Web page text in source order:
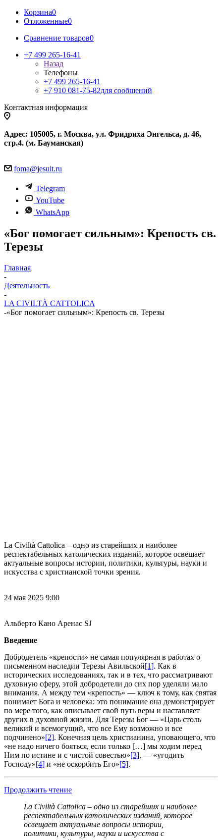
Корзина0
Отложенные0
Сравнение товаров0
+7 499 265-16-41
Назад
Телефоны
+7 499 265-16-41
+7 910 081-75-82для сообщений
Контактная информация
Адрес: 105005, г. Москва, ул. Фридриха Энгельса, д. 46,
стр.4. (м. Бауманская)
foma@jesuit.ru
Telegram
YouTube
WhatsApp
«Бог помогает сильным»: Крепость св.
Терезы
Главная
-
Деятельность
-
LA CIVILTÀ CATTOLICA
-«Бог помогает сильным»: Крепость св. Терезы
La Civiltà Cattolica – одно из старейших и наиболее
респектабельных католических изданий, которое освещает
актуальные вопросы истории, политики, культуры, науки и
искусства с христианской точки зрения.
24 мая 2025 9:00
Альберто Кано Аренас SJ
Введение
Добродетель «крепости» не самая популярная в работах о
письменном наследии Терезы Авильской[1]. Как в
исторических исследованиях, так и в тех, что рассматривают
духовную сферу, этой добродетели до сих пор уделяли мало
внимания. А между тем «крепость» — ключ к тому, как святая
понимает Бога и человека: это понимание она демонстрирует
по мере того, как описывает свой путь веры и наставляет
других в духовной жизни. Для Терезы Бог — «Царь столь
великий и всемогущий, что все Ему возможно и все
подчинено»[2]. Конечная цель христианина, уповающего, что
«не надо ничего бояться, если только […] мы ходим перед
Ним по истине и с чистой совестью»[3], — «угодить
Господу»[4] и «не оскорбить Его»[5].
Продолжить чтение
La Civiltà Cattolica – одно из старейших и наиболее
респектабельных католических изданий, которое
освещает актуальные вопросы истории,
политики, культуры, науки и искусства с